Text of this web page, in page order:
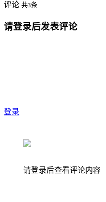
评论 共3条
请登录后发表评论
登录
请登录后查看评论内容